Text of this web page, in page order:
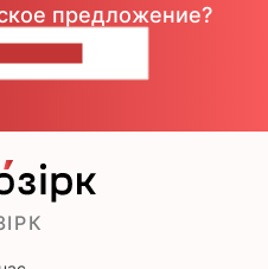
предложение?